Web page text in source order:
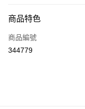
信用卡
Apple Pay
商品特色
商品編號
344779